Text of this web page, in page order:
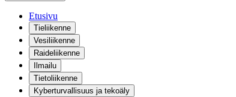
Etusivu
Tieliikenne
Vesiliikenne
Raideliikenne
Ilmailu
Tietoliikenne
Kyberturvallisuus ja tekoäly